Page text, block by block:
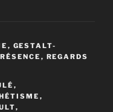
, GESTALT-
, REGARDS
,
,
,